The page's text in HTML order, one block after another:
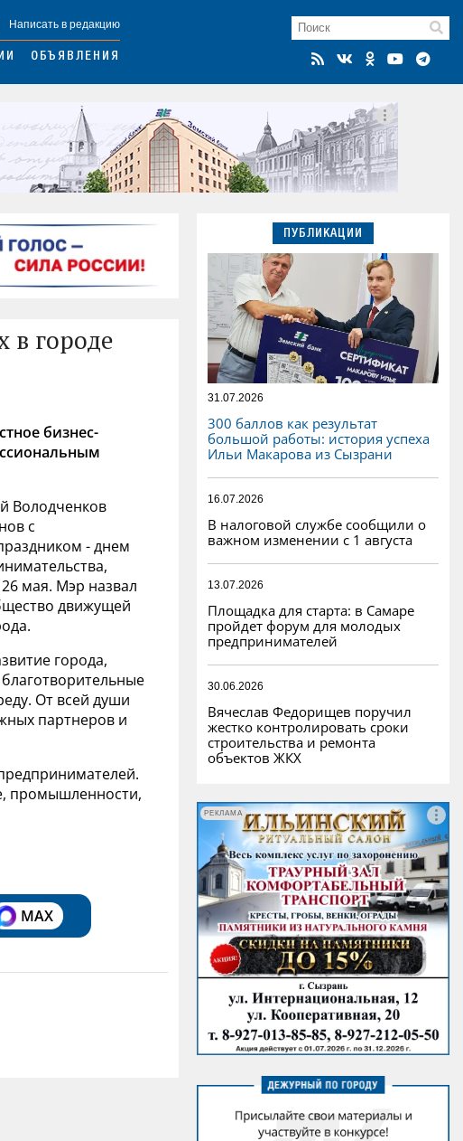
Написать в редакцию
ОБЪЯВЛЕНИЯ
в городе
бизнес-
Володченков
с
- днем
мая. Мэр назвал
движущей
города,
От всей души
партнеров и
промышленности,
MAX
ПУБЛИКАЦИИ
31.07.2026
300 баллов как результат
большой работы: история успеха
Ильи Макарова из Сызрани
16.07.2026
В налоговой службе сообщили о
важном изменении с 1 августа
13.07.2026
Площадка для старта: в Самаре
пройдет форум для молодых
предпринимателей
30.06.2026
Вячеслав Федорищев поручил
жестко контролировать сроки
строительства и ремонта
объектов ЖКХ
РЕКЛАМА